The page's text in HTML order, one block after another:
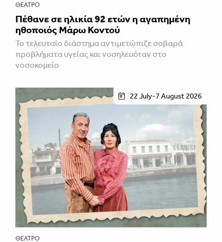
ΘΈΑΤΡΟ
Πέθανε σε ηλικία 92 ετών η αγαπημένη
ηθοποιός Μάρω Κοντού
Το τελευταίο διάστημα αντιμετώπιζε σοβαρά
προβλήματα υγείας και νοσηλευόταν στο
νοσοκομείο
22 July-7 August 2026
ΘΈΑΤΡΟ